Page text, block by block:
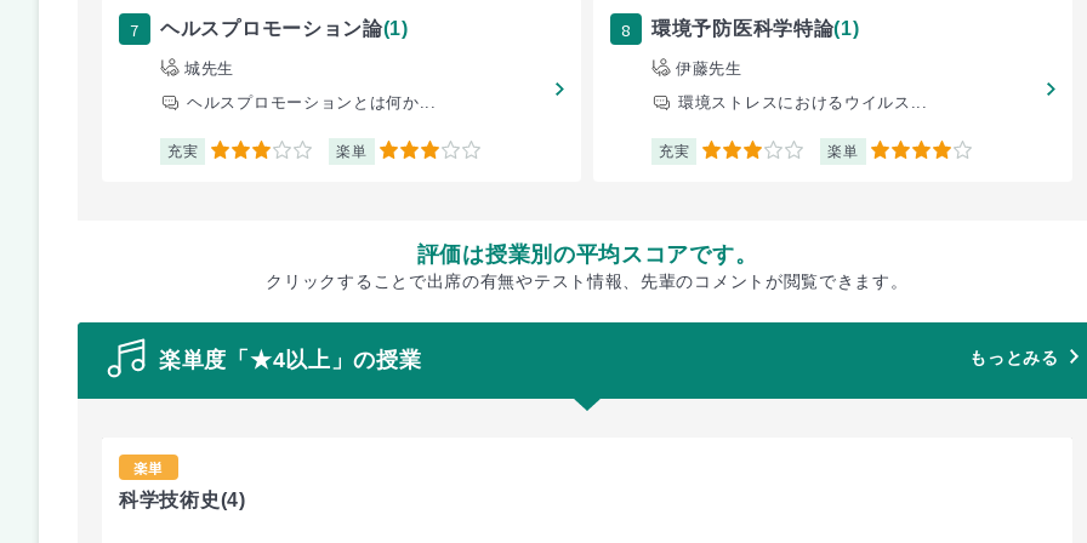
7 ヘルスプロモーション論(1)
城先生
ヘルスプロモーションとは何か...
充実 3 楽単 3
8 環境予防医科学特論(1)
伊藤先生
環境ストレスにおけるウイルス...
充実 3 楽単 4
評価は授業別の平均スコアです。
クリックすることで出席の有無やテスト情報、先輩のコメントが閲覧できます。
楽単度「★4以上」の授業 もっとみる
楽単
科学技術史(4)